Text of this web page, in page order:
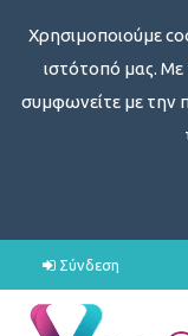
Χρησιμοποιούμε
ιστότοπό μας. Με
συμφωνείτε με την
Σύνδεση